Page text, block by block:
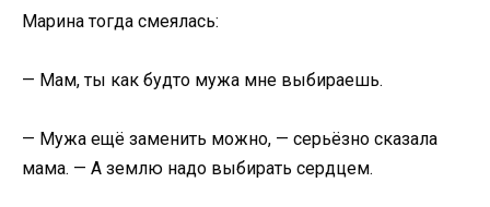
Марина тогда смеялась:
— Мам, ты как будто мужа мне выбираешь.
— Мужа ещё заменить можно, — серьёзно сказала
мама. — А землю надо выбирать сердцем.